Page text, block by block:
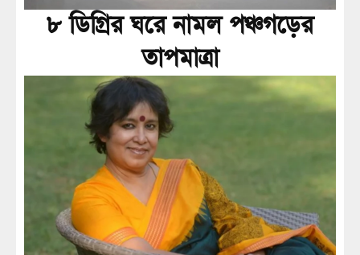
৮ ডিগ্রির ঘরে নামল পঞ্চগড়ের
তাপমাত্রা